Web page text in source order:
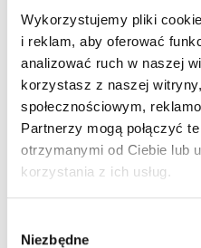
Wykorzystujemy pliki
i reklam, aby oferować
analizować ruch w naszej
korzystasz z naszej
społecznościowym,
Partnerzy mogą połączyć
otrzymanymi od Ciebie lub
korzystania z ich usług.
zgody
Niezbędne